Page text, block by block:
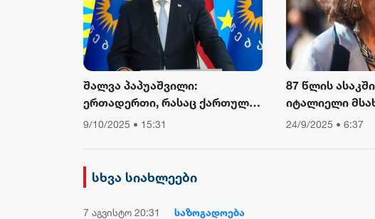
შალვა პაპუაშვილი:
ერთადერთი, რასაც ქართული
საზოგადოება ევროკომისიის
დამხობის მიზნით
დაორგანიზებული შეკრების
მხარდაჭერის გამო
9/10/2025 • 15:31
87 წლის
იტალიელი
კარდინალე
24/9/2025 • 6:37
სხვა სიახლეები
7 აგვისტო 20:31 საზოგადოება